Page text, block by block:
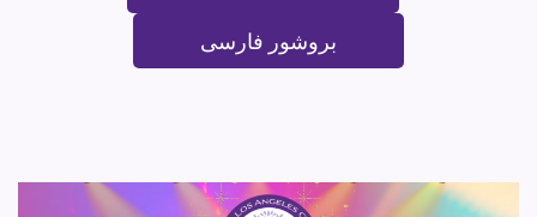
بروشور فارسی